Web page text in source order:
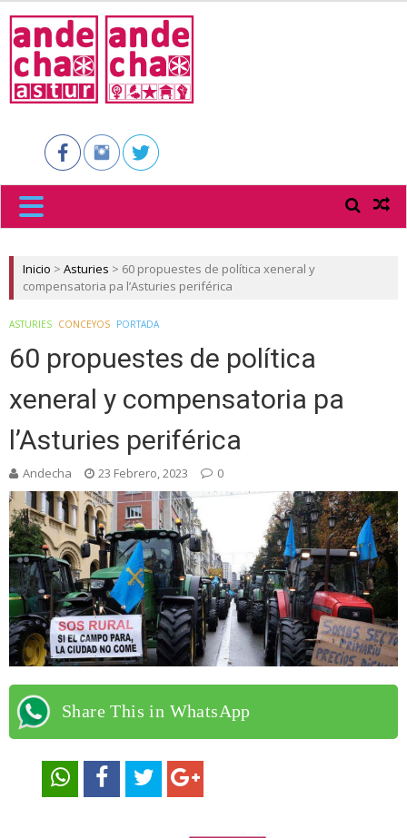
ASTUR
Inicio > Asturies > 60 propuestes de política xeneral y
compensatoria pa l’Asturies periférica
ASTURIES CONCEYOS PORTADA
60 propuestes de política
xeneral y compensatoria pa
l’Asturies periférica
Andecha 23 Febrero, 2023 0
Share This in WhatsApp